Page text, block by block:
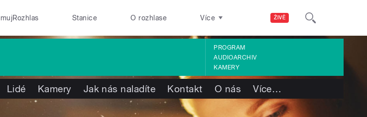
ŽIVĚ
mujRozhlas Stanice O rozhlase Více
PROGRAM
AUDIOARCHIV
KAMERY
Lidé Kamery Jak nás naladíte Kontakt O nás Více…